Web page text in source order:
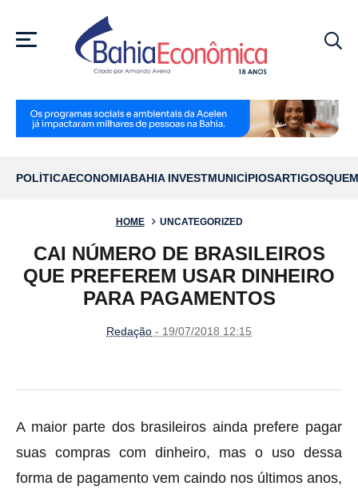
MENU
POLÍTICAECONOMIABAHIA INVESTMUNICÍPIOSARTIGOS
HOME UNCATEGORIZED
CAI NÚMERO DE BRASILEIROS
QUE PREFEREM USAR DINHEIRO
PARA PAGAMENTOS
Redação - 19/07/2018 12:15
A maior parte dos brasileiros ainda prefere pagar
suas compras com dinheiro, mas o uso dessa
forma de pagamento vem caindo nos últimos anos,